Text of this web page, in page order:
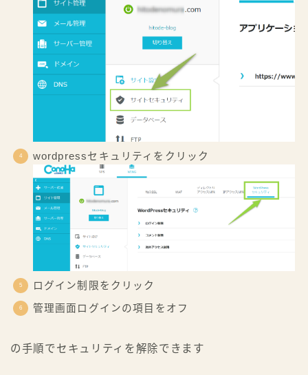
wordpressセキュリティをクリック
ログイン制限をクリック
管理画面ログインの項目をオフ
の手順でセキュリティを解除できます